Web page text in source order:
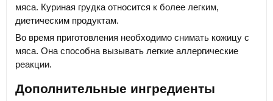
мяса. Куриная грудка относится к более легким,
диетическим продуктам.
Во время приготовления необходимо снимать кожицу с
мяса. Она способна вызывать легкие аллергические
реакции.
Дополнительные ингредиенты